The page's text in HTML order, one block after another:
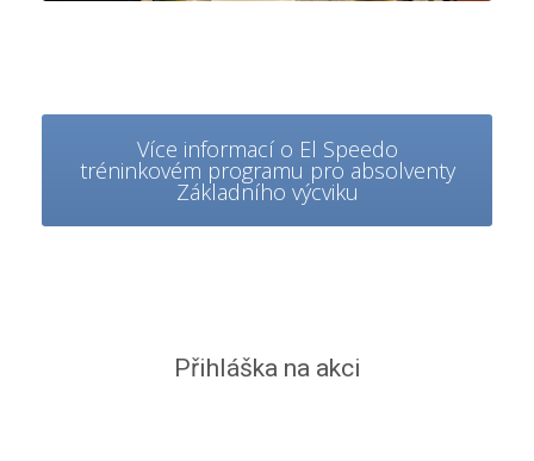
Více informací o El Speedo
tréninkovém programu pro absolventy
Základního výcviku
Přihláška na akci